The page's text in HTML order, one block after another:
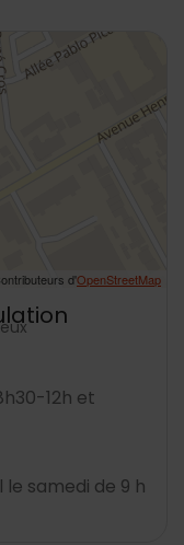
d'OpenStreetMap
12h et
samedi de 9 h